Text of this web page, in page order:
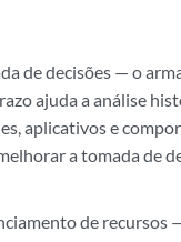
de decisões — o
ajuda a análise
aplicativos e
a tomada de
de recursos